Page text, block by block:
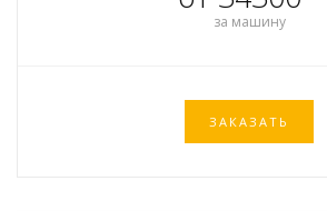
за машину
ЗАКАЗАТЬ